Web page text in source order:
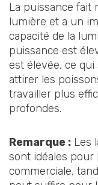
La puissance fait
lumière et a un
capacité de la
puissance est
est élevée, ce
attirer les
travailler plus
profondes.
Remarque : Les
sont idéales pour
commerciale,